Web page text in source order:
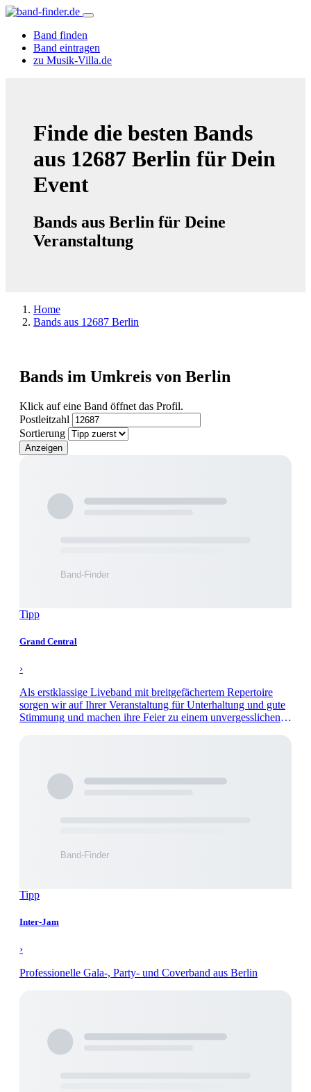
Band finden
Band eintragen
zu Musik-Villa.de
Finde die besten Bands
aus 12687 Berlin für Dein
Event
Bands aus Berlin für Deine
Veranstaltung
Home
Bands aus 12687 Berlin
Bands im Umkreis von Berlin
Klick auf eine Band öffnet das Profil.
Postleitzahl
Sortierung
Anzeigen
Tipp
Grand Central
›
Als erstklassige Liveband mit breitgefächertem Repertoire
sorgen wir auf Ihrer Veranstaltung für Unterhaltung und gute
Stimmung und machen ihre Feier zu einem unvergesslichen
Tipp
Inter-Jam
›
Professionelle Gala-, Party- und Coverband aus Berlin